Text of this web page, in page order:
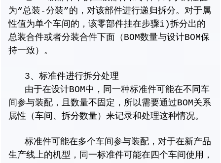
为“总装-分装”的，对该部件进行递归拆分。对于属
性值为单个车间的，该零部件挂在步骤i)拆分出的
总装合件或者分装合件下面（BOM数量与设计BOM保
持一致）。
3、标准件进行拆分处理
由于在设计BOM中，同一种标准件可能在不同车
间参与装配，且数量不固定，所以需要通过BOM关系
属性（车间、拆分数量）来记录和处理这种情况。
标准件可能在多个车间参与装配，对于在新产品
生产线上的机型，同一标准件可能在四个车间使用，